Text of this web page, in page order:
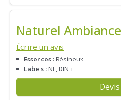
Naturel Ambiance
Écrire un avis
Essences :Résineux
Labels :NF, DIN +
Devis